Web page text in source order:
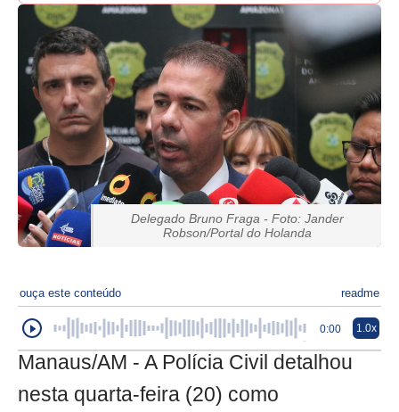
Delegado Bruno Fraga - Foto: Jander
Robson/Portal do Holanda
ouça este conteúdo readme
0:00 1.0x
Manaus/AM - A Polícia Civil detalhou
nesta quarta-feira (20) como